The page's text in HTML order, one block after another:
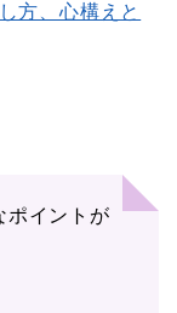
方、心構えと
ポイントが